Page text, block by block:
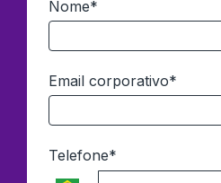
Nome*
Email corporativo*
Telefone*